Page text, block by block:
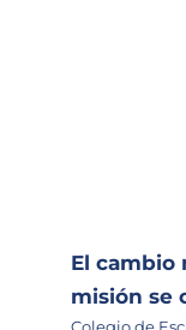
El cambio
misión se
Colegio de